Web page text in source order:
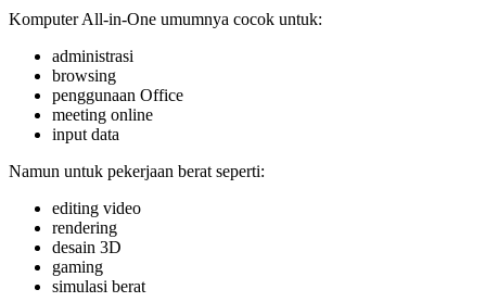
Komputer All-in-One umumnya cocok untuk:
administrasi
browsing
penggunaan Office
meeting online
input data
Namun untuk pekerjaan berat seperti:
editing video
rendering
desain 3D
gaming
simulasi berat